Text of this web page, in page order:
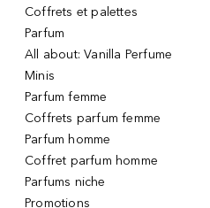
Coffrets et palettes
Parfum
All about: Vanilla Perfume
Minis
Parfum femme
Coffrets parfum femme
Parfum homme
Coffret parfum homme
Parfums niche
Promotions